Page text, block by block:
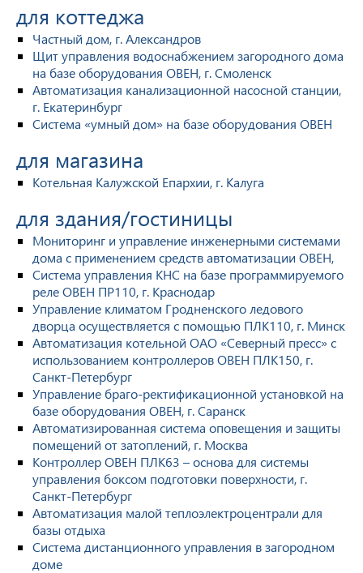
для коттеджа
Частный дом, г. Александров
Щит управления водоснабжением загородного дома
на базе оборудования ОВЕН, г. Смоленск
Автоматизация канализационной насосной станции,
г. Екатеринбург
Система «умный дом» на базе оборудования ОВЕН
для магазина
Котельная Калужской Епархии, г. Калуга
для здания/гостиницы
Мониторинг и управление инженерными системами
дома с применением средств автоматизации ОВЕН,
Система управления КНС на базе программируемого
реле ОВЕН ПР110, г. Краснодар
Управление климатом Гродненского ледового
дворца осуществляется с помощью ПЛК110, г. Минск
Автоматизация котельной ОАО «Северный пресс» с
использованием контроллеров ОВЕН ПЛК150, г.
Санкт-Петербург
Управление браго-ректификационной установкой на
базе оборудования ОВЕН, г. Саранск
Автоматизированная система оповещения и защиты
помещений от затоплений, г. Москва
Контроллер ОВЕН ПЛК63 – основа для системы
управления боксом подготовки поверхности, г.
Санкт-Петербург
Автоматизация малой теплоэлектроцентрали для
базы отдыха
Система дистанционного управления в загородном
доме